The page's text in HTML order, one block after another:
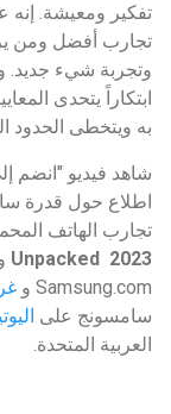
تفكير ومعيشة. إنه
تجارب أفضل ومن
وتجربة شيء
ابتكاراً يتحدى
به ويتخطى الحدود
شاهد فيديو "انضم
اطلاع حول قدرة
تجارب الهاتف
Unpacked
2023
Samsung.com و
سامسونج على
العربية المتحدة.